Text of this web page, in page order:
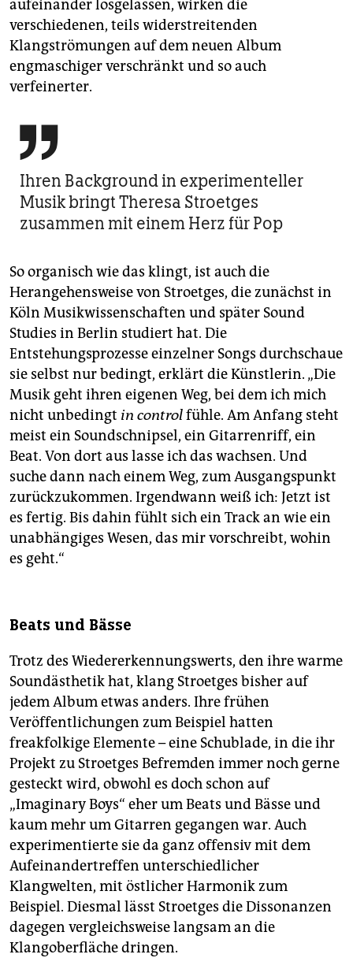
aufeinander losgelassen, wirken die
verschiedenen, teils widerstreitenden
Klangströmungen auf dem neuen Album
engmaschiger verschränkt und so auch
verfeinerter.

Ihren Background in experimenteller
Musik bringt Theresa Stroetges
zusammen mit einem Herz für Pop
So organisch wie das klingt, ist auch die
Herangehensweise von Stroetges, die zunächst in
Köln Musikwissenschaften und später Sound
Studies in Berlin studiert hat. Die
Entstehungsprozesse einzelner Songs durchschaue
sie selbst nur bedingt, erklärt die Künstlerin. „Die
Musik geht ihren eigenen Weg, bei dem ich mich
nicht unbedingt in controlfühle. Am Anfang steht
meist ein Soundschnipsel, ein Gitarrenriff, ein
Beat. Von dort aus lasse ich das wachsen. Und
suche dann nach einem Weg, zum Ausgangspunkt
zurückzukommen. Irgendwann weiß ich: Jetzt ist
es fertig. Bis dahin fühlt sich ein Track an wie ein
unabhängiges Wesen, das mir vorschreibt, wohin
es geht.“
Beats und Bässe
Trotz des Wiedererkennungswerts, den ihre warme
Soundästhetik hat, klang Stroetges bisher auf
jedem Album etwas anders. Ihre frühen
Veröffentlichungen zum Beispiel hatten
freakfolkige Elemente – eine Schublade, in die ihr
Projekt zu Stroetges Befremden immer noch gerne
gesteckt wird, obwohl es doch schon auf
„Imaginary Boys“ eher um Beats und Bässe und
kaum mehr um Gitarren gegangen war. Auch
experimentierte sie da ganz offensiv mit dem
Aufeinandertreffen unterschiedlicher
Klangwelten, mit östlicher Harmonik zum
Beispiel. Diesmal lässt Stroetges die Dissonanzen
dagegen vergleichsweise langsam an die
Klangoberfläche dringen.